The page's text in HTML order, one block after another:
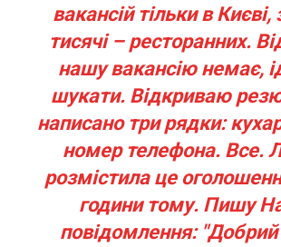
вакансій тільки в Києві,
тисячі – ресторанних.
нашу вакансію немає,
шукати. Відкриваю
написано три рядки:
номер телефона. Все.
розмістила це
години тому. Пишу
повідомлення: